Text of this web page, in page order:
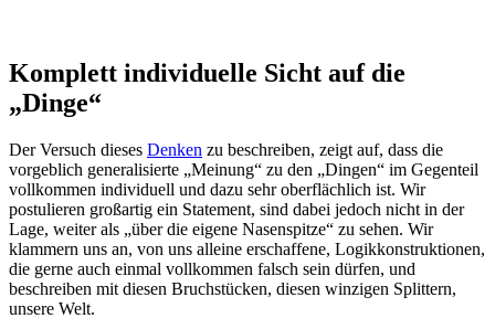
Komplett individuelle Sicht auf die
„Dinge“
Der Versuch dieses Denken zu beschreiben, zeigt auf, dass die
vorgeblich generalisierte „Meinung“ zu den „Dingen“ im Gegenteil
vollkommen individuell und dazu sehr oberflächlich ist. Wir
postulieren großartig ein Statement, sind dabei jedoch nicht in der
Lage, weiter als „über die eigene Nasenspitze“ zu sehen. Wir
klammern uns an, von uns alleine erschaffene, Logikkonstruktionen,
die gerne auch einmal vollkommen falsch sein dürfen, und
beschreiben mit diesen Bruchstücken, diesen winzigen Splittern,
unsere Welt.